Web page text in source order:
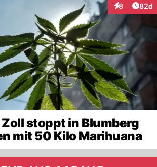
8
Interaktionen
82d
stoppt in Blumberg
mit 50 Kilo Marihuana